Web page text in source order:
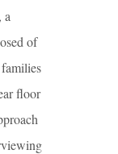
a
of
floor